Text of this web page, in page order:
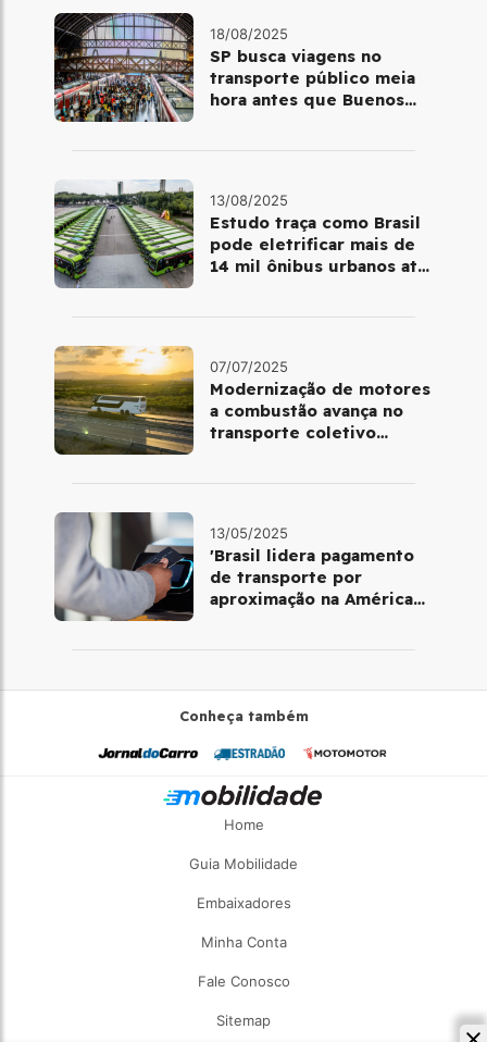
18/08/2025
​SP busca viagens no
transporte público meia
hora antes que Buenos
13/08/2025
Estudo traça como Brasil
pode eletrificar mais de
14 mil ônibus urbanos até
07/07/2025
Modernização de motores
a combustão avança no
transporte coletivo
13/05/2025
'Brasil lidera pagamento
de transporte por
aproximação na América
Conheça também
Home
Guia Mobilidade
Embaixadores
Minha Conta
Fale Conosco
Sitemap